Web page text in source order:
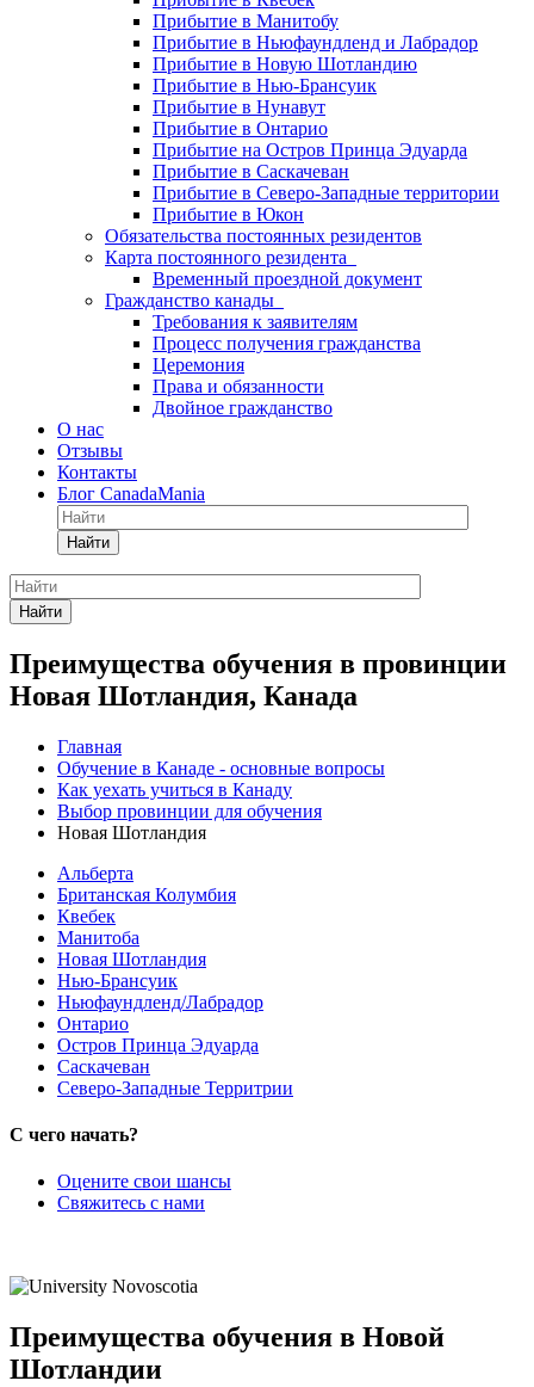
Прибытие в Манитобу
Прибытие в Ньюфаундленд и Лабрадор
Прибытие в Новую Шотландию
Прибытие в Нью-Брансуик
Прибытие в Нунавут
Прибытие в Онтарио
Прибытие на Остров Принца Эдуарда
Прибытие в Саскачеван
Прибытие в Северо-Западные территории
Прибытие в Юкон
Обязательства постоянных резидентов
Карта постоянного резидента
Временный проездной документ
Гражданство канады
Требования к заявителям
Процесс получения гражданства
Церемония
Права и обязанности
Двойное гражданство
О нас
Отзывы
Контакты
Блог CanadaMania
Найти
Найти
Преимущества обучения в провинции
Новая Шотландия, Канада
Главная
Обучение в Канаде - основные вопросы
Как уехать учиться в Канаду
Выбор провинции для обучения
Новая Шотландия
Альберта
Британская Колумбия
Квебек
Манитоба
Новая Шотландия
Нью-Брансуик
Ньюфаундленд/Лабрадор
Онтарио
Остров Принца Эдуарда
Саскачеван
Северо-Западные Территрии
С чего начать?
Оцените свои шансы
Свяжитесь с нами
Преимущества обучения в Новой
Шотландии